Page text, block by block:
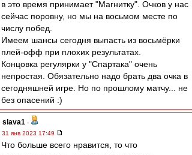
в это время принимает "Магнитку". Очков у нас
сейчас поровну, но мы на восьмом месте по
числу побед.
Имеем шансы сегодня выпасть из восьмёрки
плей-офф при плохих результатах.
Концовка регулярки у "Спартака" очень
непростая. Обязательно надо брать два очка в
сегодняшней игре. Но по прошлому матчу... не
без опасений :)
slava1 -
31 янв 2023 17:49
Что больше всего нравится, то что